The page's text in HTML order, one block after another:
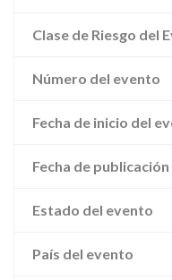
Clase de Riesgo del
Número del evento
Fecha de inicio del
Fecha de
Estado del evento
País del evento